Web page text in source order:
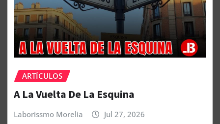
ARTÍCULOS
A La Vuelta De La Esquina
Laborissmo Morelia Jul 27, 2026